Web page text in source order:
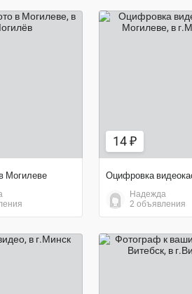
Могилеве
14 ₽
Надежда
2 объявления